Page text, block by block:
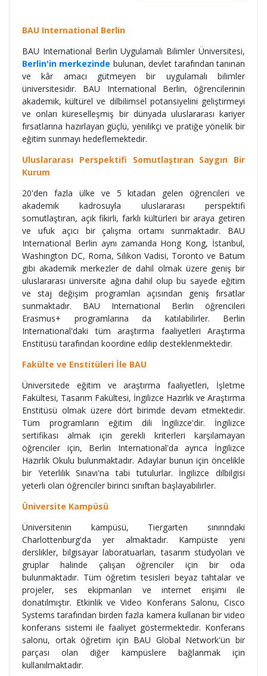
BAU International Berlin
BAU International Berlin Uygulamalı Bilimler Üniversitesi,
Berlin'in merkezinde bulunan, devlet tarafından tanınan
ve kâr amacı gütmeyen bir uygulamalı bilimler
üniversitesidir. BAU International Berlin, öğrencilerinin
akademik, kültürel ve dilbilimsel potansiyelini geliştirmeyi
ve onları küreselleşmiş bir dünyada uluslararası kariyer
fırsatlarına hazırlayan güçlü, yenilikçi ve pratiğe yönelik bir
eğitim sunmayı hedeflemektedir.
Uluslararası Perspektifi Somutlaştıran Saygın Bir
Kurum
20'den fazla ülke ve 5 kıtadan gelen öğrencileri ve
akademik kadrosuyla uluslararası perspektifi
somutlaştıran, açık fikirli, farklı kültürleri bir araya getiren
ve ufuk açıcı bir çalışma ortamı sunmaktadır. BAU
International Berlin aynı zamanda Hong Kong, İstanbul,
Washington DC, Roma, Silikon Vadisi, Toronto ve Batum
gibi akademik merkezler de dahil olmak üzere geniş bir
uluslararası üniversite ağına dahil olup bu sayede eğitim
ve staj değişim programları açısından geniş fırsatlar
sunmaktadır. BAU International Berlin öğrencileri
Erasmus+ programlarına da katılabilirler. Berlin
International'daki tüm araştırma faaliyetleri Araştırma
Enstitüsü tarafından koordine edilip desteklenmektedir.
Fakülte ve Enstitüleri İle BAU
Üniversitede eğitim ve araştırma faaliyetleri, İşletme
Fakültesi, Tasarım Fakültesi, İngilizce Hazırlık ve Araştırma
Enstitüsü olmak üzere dört birimde devam etmektedir.
Tüm programların eğitim dili İngilizce'dir. İngilizce
sertifikası almak için gerekli kriterleri karşılamayan
öğrenciler için, Berlin International'da ayrıca İngilizce
Hazırlık Okulu bulunmaktadır. Adaylar bunun için öncelikle
bir Yeterlilik Sınavı'na tabi tutulurlar. İngilizce dilbilgisi
yeterli olan öğrenciler birinci sınıftan başlayabilirler.
Üniversite Kampüsü
Üniversitenin kampüsü, Tiergarten sınırındaki
Charlottenburg'da yer almaktadır. Kampüste yeni
derslikler, bilgisayar laboratuarları, tasarım stüdyoları ve
gruplar halinde çalışan öğrenciler için bir oda
bulunmaktadır. Tüm öğretim tesisleri beyaz tahtalar ve
projeler, ses ekipmanları ve internet erişimi ile
donatılmıştır. Etkinlik ve Video Konferans Salonu, Cisco
Systems tarafından birden fazla kamera kullanan bir video
konferans sistemi ile faaliyet göstermektedir. Konferans
salonu, ortak öğretim için BAU Global Network'ün bir
parçası olan diğer kampüslere bağlanmak için
kullanılmaktadır.